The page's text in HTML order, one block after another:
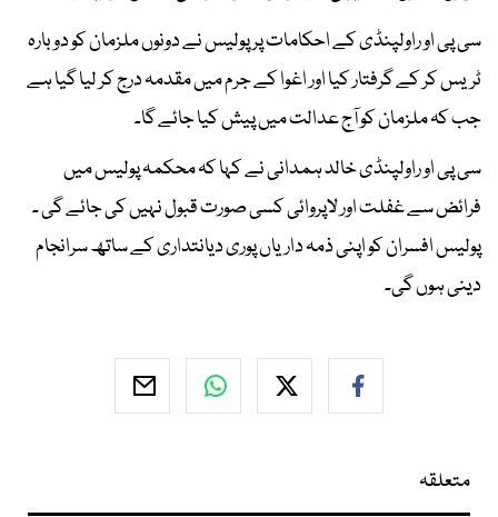
سی پی او راولپنڈی کے احکامات پر پولیس نے دونوں ملزمان کو دوبارہ
ٹریس کر کے گرفتار کیا اور اغوا کے جرم میں مقدمہ درج کر لیا گیا ہے
جب کہ ملزمان کو آج عدالت میں پیش کیا جائے گا۔
سی پی او راولپنڈی خالد ہمدانی نے کہا کہ محکمہ پولیس میں
فرائض سے غفلت اور لاپروائی کسی صورت قبول نہیں کی جائے گی ۔
پولیس افسران کو اپنی ذمہ داریاں پوری دیانتداری کے ساتھ سرانجام
دینی ہوں گی۔
متعلقہ